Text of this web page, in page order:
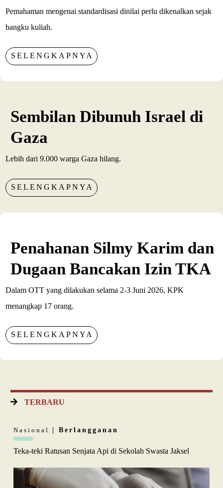
Pemahaman mengenai standardisasi dinilai perlu dikenalkan sejak
bangku kuliah.
SELENGKAPNYA
Sembilan Dibunuh Israel di
Gaza
Lebih dari 9.000 warga Gaza hilang.
SELENGKAPNYA
Penahanan Silmy Karim dan
Dugaan Bancakan Izin TKA
Dalam OTT yang dilakukan selama 2-3 Juni 2026, KPK
menangkap 17 orang.
SELENGKAPNYA
TERBARU
Nasional | Berlangganan
Teka-teki Ratusan Senjata Api di Sekolah Swasta Jaksel